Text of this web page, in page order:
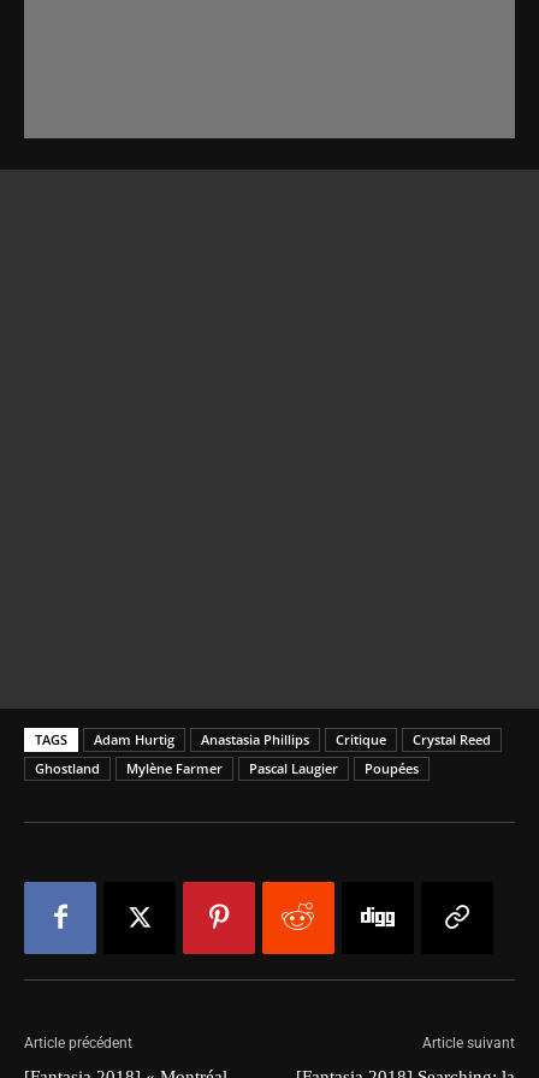
TAGS Adam Hurtig Anastasia Phillips Critique
Crystal Reed
Ghostland
Mylène Farmer Pascal Laugier Poupées
Article précédent Article suivant